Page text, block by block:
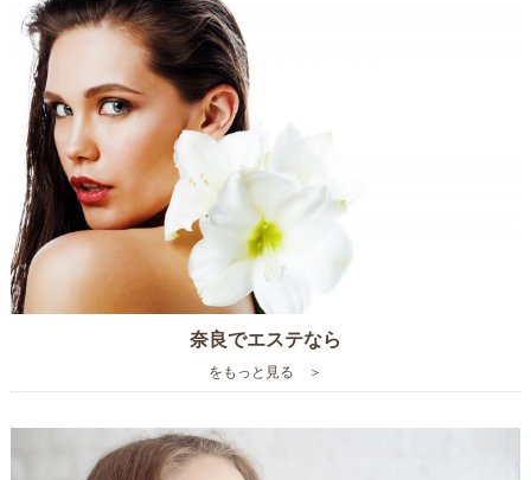
奈良でエステなら
をもっと見る ＞